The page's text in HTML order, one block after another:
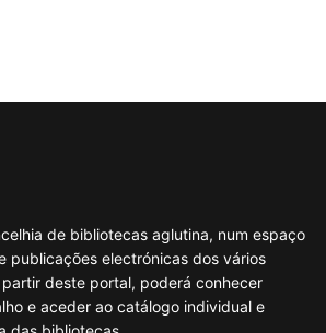
de bibliotecas aglutina, num espaço
publicações electrónicas dos vários
deste portal, poderá conhecer
e aceder ao catálogo individual e